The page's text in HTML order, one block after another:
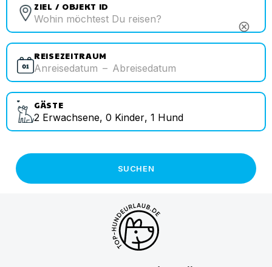
ZIEL / OBJEKT ID
cancel
REISEZEITRAUM
Anreisedatum – Abreisedatum
GÄSTE
2 Erwachsene, 0 Kinder, 1 Hund
SUCHEN